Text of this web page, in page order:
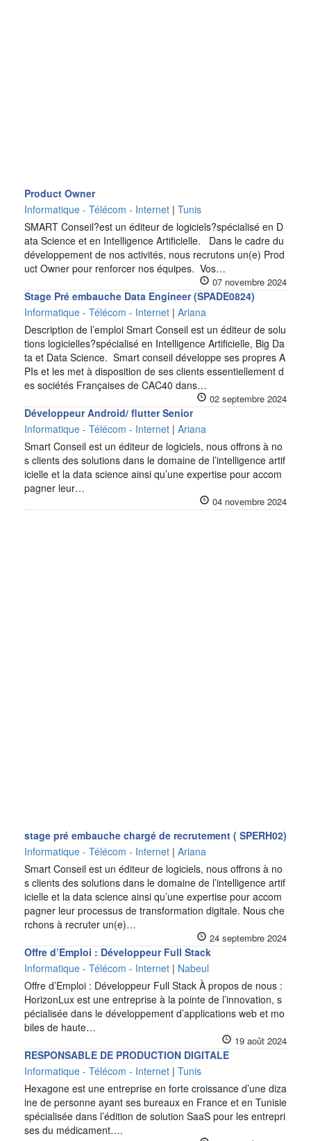
Product Owner
Informatique - Télécom - Internet | Tunis
SMART Conseil?est un éditeur de logiciels?spécialisé en D
ata Science et en Intelligence Artificielle. Dans le cadre du
développement de nos activités, nous recrutons un(e) Prod
uct Owner pour renforcer nos équipes. Vos…
07 novembre 2024
Stage Pré embauche Data Engineer (SPADE0824)
Informatique - Télécom - Internet | Ariana
Description de l’emploi Smart Conseil est un éditeur de solu
tions logicielles?spécialisé en Intelligence Artificielle, Big Da
ta et Data Science. Smart conseil développe ses propres A
PIs et les met à disposition de ses clients essentiellement d
es sociétés Françaises de CAC40 dans…
02 septembre 2024
Développeur Android/ flutter Senior
Informatique - Télécom - Internet | Ariana
Smart Conseil est un éditeur de logiciels, nous offrons à no
s clients des solutions dans le domaine de l’intelligence artif
icielle et la data science ainsi qu’une expertise pour accom
pagner leur…
04 novembre 2024
stage pré embauche chargé de recrutement ( SPERH02)
Informatique - Télécom - Internet | Ariana
Smart Conseil est un éditeur de logiciels, nous offrons à no
s clients des solutions dans le domaine de l’intelligence artif
icielle et la data science ainsi qu’une expertise pour accom
pagner leur processus de transformation digitale. Nous che
rchons à recruter un(e)…
24 septembre 2024
Offre d’Emploi : Développeur Full Stack
Informatique - Télécom - Internet | Nabeul
Offre d’Emploi : Développeur Full Stack À propos de nous :
HorizonLux est une entreprise à la pointe de l’innovation, s
pécialisée dans le développement d’applications web et mo
biles de haute…
19 août 2024
RESPONSABLE DE PRODUCTION DIGITALE
Informatique - Télécom - Internet | Tunis
Hexagone est une entreprise en forte croissance d’une diza
ine de personne ayant ses bureaux en France et en Tunisie
spécialisée dans l’édition de solution SaaS pour les entrepri
ses du médicament….